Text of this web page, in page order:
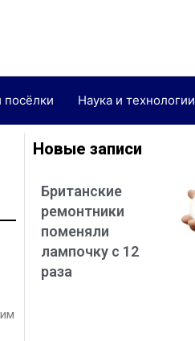
посёлки Наука и технологии
Новые записи
Британские
ремонтники
поменяли
лампочку с 12
раза